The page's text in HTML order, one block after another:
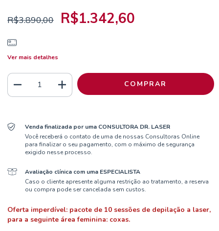
R$3.890,00 R$1.342,60
Ver mais detalhes
Venda finalizada por uma CONSULTORA DR. LASER
Você receberá o contato de uma de nossas Consultoras Online
para finalizar o seu pagamento, com o máximo de segurança
exigido nesse processo.
Avaliação clínica com uma ESPECIALISTA
Caso o cliente apresente alguma restrição ao tratamento, a reserva
ou compra pode ser cancelada sem custos.
Oferta imperdível: pacote de 10 sessões de depilação a laser,
para a seguinte área feminina: coxas.